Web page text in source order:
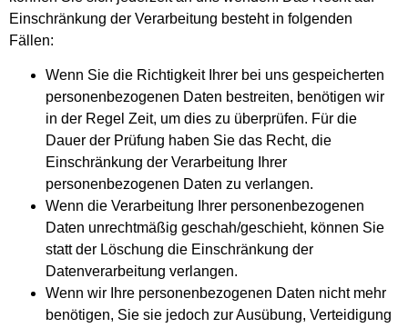
Einschränkung der Verarbeitung besteht in folgenden
Fällen:
Wenn Sie die Richtigkeit Ihrer bei uns gespeicherten
personenbezogenen Daten bestreiten, benötigen wir
in der Regel Zeit, um dies zu überprüfen. Für die
Dauer der Prüfung haben Sie das Recht, die
Einschränkung der Verarbeitung Ihrer
personenbezogenen Daten zu verlangen.
Wenn die Verarbeitung Ihrer personenbezogenen
Daten unrechtmäßig geschah/geschieht, können Sie
statt der Löschung die Einschränkung der
Datenverarbeitung verlangen.
Wenn wir Ihre personenbezogenen Daten nicht mehr
benötigen, Sie sie jedoch zur Ausübung, Verteidigung